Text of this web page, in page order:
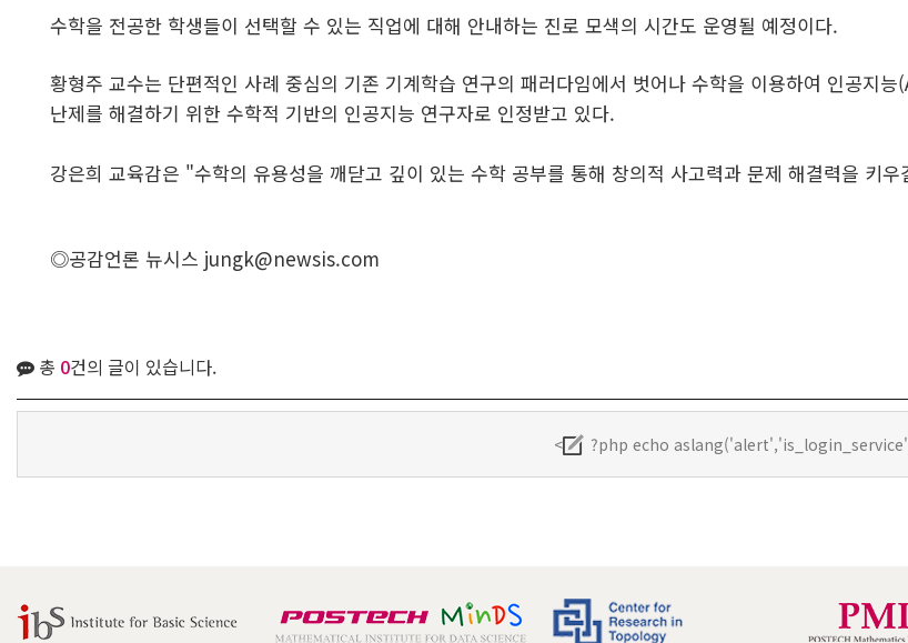
수학을 전공한 학생들이 선택할 수 있는 직업에 대해 안내하는 진로 모색의 시간도 운영될 예정이다.
황형주 교수는 단편적인 사례 중심의 기존 기계학습 연구의 패러다임에서 벗어나 수학을 이용하여 인공지
난제를 해결하기 위한 수학적 기반의 인공지능 연구자로 인정받고 있다.
강은희 교육감은 "수학의 유용성을 깨닫고 깊이 있는 수학 공부를 통해 창의적 사고력과 문제 해결력을 키
◎공감언론 뉴시스 jungk@newsis.com
총 0건의 글이 있습니다.
< ?php echo